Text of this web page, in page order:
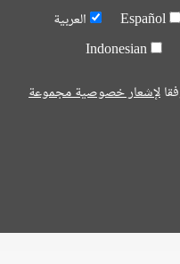
Español
العربية
Indonesian
لإشعار خصوصية مجموعة